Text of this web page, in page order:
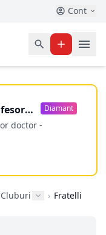
Cont
Diamant
doctor -
Cluburi › Fratelli